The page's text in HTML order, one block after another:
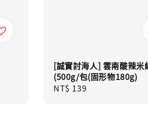
[誠實討海人] 雲南酸辣米
(500g/包(固形物180g)
Regular
NT$ 139